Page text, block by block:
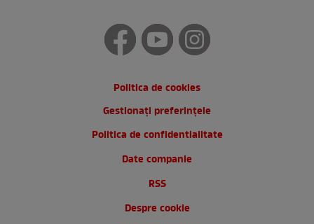
Politica de cookies
Gestionați preferințele
Politica de confidentialitate
Date companie
RSS
Despre cookie